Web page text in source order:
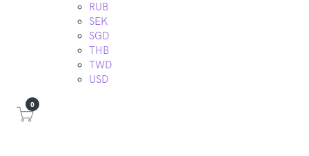
RUB
SEK
SGD
THB
TWD
USD
0